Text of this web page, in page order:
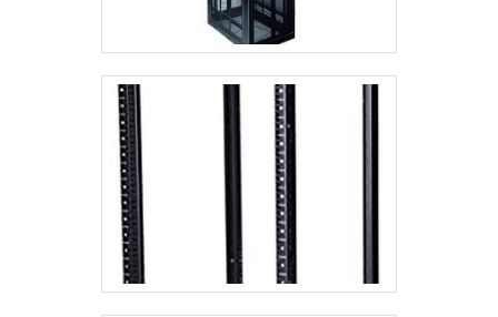
tenham ótima qualidade e excelente
custo-benefício, detalhes que passam
futuros para os clientes.Existem muitas
formas diferentes de demonstrar
conhecimento e autoridade em sua
área de atuação. Abaixo os motivos
pelos quais a Project Telecom é
destaque quando o assunto for
comprar rack servidor:Colaboradores
prestativos e ágeis;Profissionais com